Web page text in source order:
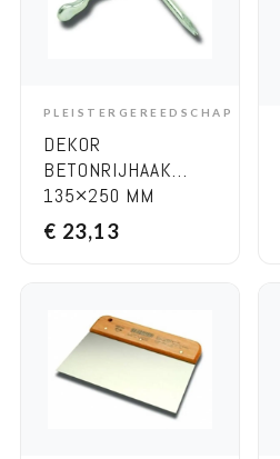
ADD TO CART
PLEISTERGEREEDSCHAP
DEKOR
BETONRIJHAAK
135×250 MM
GESMEED STAAL
€ 23,13